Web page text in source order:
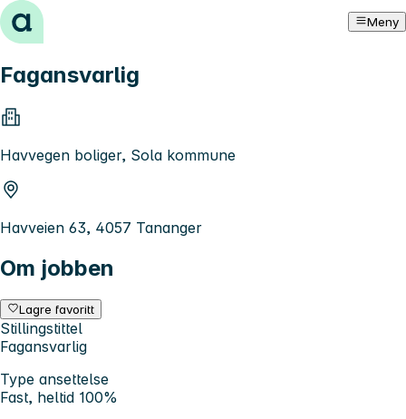
Hopp til innhold Meny
Fagansvarlig
Havvegen boliger, Sola kommune
Havveien 63, 4057 Tananger
Om jobben
Lagre favoritt
Stillingstittel
Fagansvarlig
Type ansettelse
Fast, heltid 100%